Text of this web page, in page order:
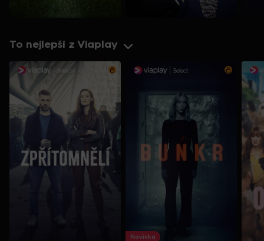
To nejlepší z Viaplay
Novinka